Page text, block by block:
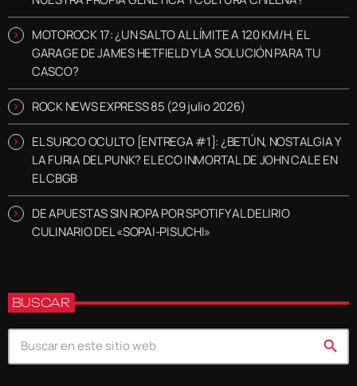
MOTOROCK 17: ¿UN SALTO AL LÍMITE A 120 KM/H, EL
GARAGE DE JAMES HETFIELD Y LA SOLUCIÓN PARA TU
CASCO?
ROCK NEWS EXPRESS 85 (29 julio 2026)
EL SURCO OCULTO [ENTREGA #1]: ¿BETÚN, NOSTALGIA Y
LA FURIA DEL PUNK? EL ECO INMORTAL DE JOHN CALE EN
EL CBGB
DE APUESTAS SIN ROPA POR SPOTIFY AL DELIRIO
CULINARIO DEL «SOPAI-PISUCHI»
BUSCAR
search